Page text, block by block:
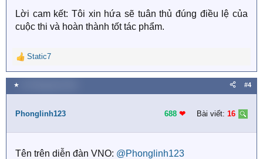
Lời cam kết: Tôi xin hứa sẽ tuân thủ đúng điều lệ của
cuộc thi và hoàn thành tốt tác phẩm.
R
e
a
c
i
n
Static7
★ #4
Phonglinh123 688 ❤︎ Bài viết: 16
Tên trên diễn đàn VNO: @Phonglinh123